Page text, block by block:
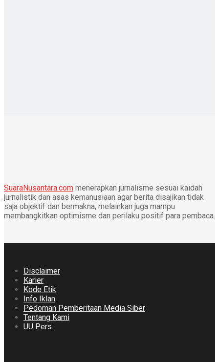
SuaraNusantara.com menerapkan jurnalisme sesuai kaidah
jurnalistik dan asas kemanusiaan agar berita disajikan tidak
saja objektif dan bermakna, melainkan juga mampu
membangkitkan optimisme dan perilaku positif para pembaca.
Disclaimer
Karier
Kode Etik
Info Iklan
Pedoman Pemberitaan Media Siber
Tentang Kami
UU Pers